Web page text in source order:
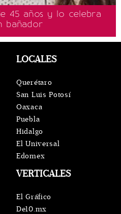
45 años y lo celebra
bañador
VERTICALES
El Gráfico
De10.mx
LOCALES
Querétaro
San Luis Potosí
Oaxaca
Puebla
Hidalgo
El Universal
Edomex